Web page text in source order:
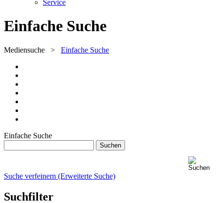
Service
Einfache Suche
Mediensuche > Einfache Suche
Einfache Suche
Suche verfeinern (Erweiterte Suche)
Suchfilter